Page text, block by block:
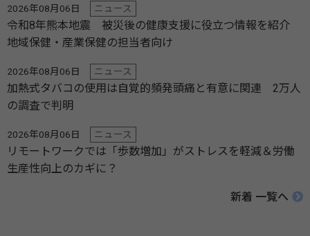
2026年08月06日 ニュース
令和8年熊本地震 被災後の健康支援に役立つ情報を紹介
地域保健・産業保健の担当者向け
2026年08月06日 ニュース
加熱式タバコの使用は自覚的頻発頭痛と有意に関連 2万人
の調査で判明
2026年08月06日 ニュース
リモートワークでは「歩数増加」がストレスを軽減＆労働
生産性向上のカギに？
新着 一覧へ